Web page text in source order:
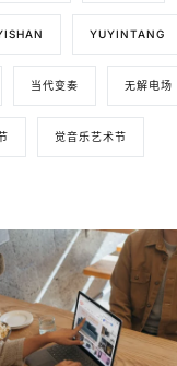
YUYINTANG
当代变奏 无解电场
觉音乐艺术节